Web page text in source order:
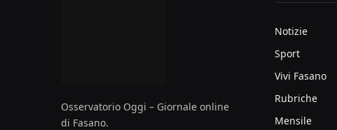
Osservatorio Oggi – Giornale online
di Fasano.
Notizie
Sport
Vivi Fasano
Rubriche
Mensile